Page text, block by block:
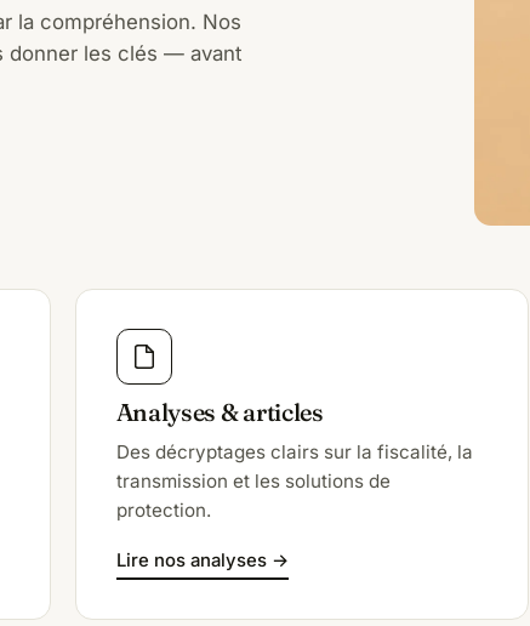
la compréhension. Nos
donner les clés — avant
Analyses & articles
Des décryptages clairs sur la fiscalité, la
transmission et les solutions de
protection.
Lire nos analyses →